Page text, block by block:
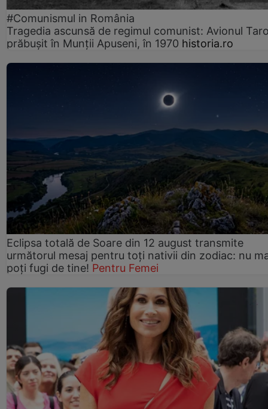
#Comunismul in România
Tragedia ascunsă de regimul comunist: Avionul
prăbușit în Munții Apuseni, în 1970 historia.ro
Eclipsa totală de Soare din 12 august transmite
următorul mesaj pentru toți nativii din zodiac: nu
poți fugi de tine! Pentru Femei